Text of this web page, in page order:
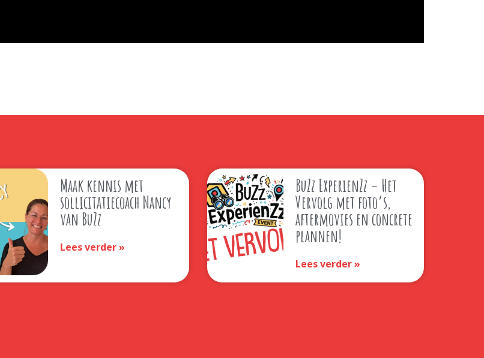
Maak kennis met
sollicitatiecoach Nancy
van BuZz
Lees verder »
BuZz ExperienZz – Het
Vervolg met foto’s,
aftermovies en concrete
plannen!
Lees verder »